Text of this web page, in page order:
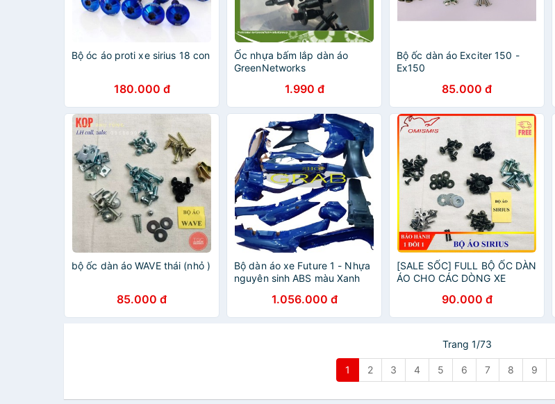
Bộ óc áo proti xe sirius 18 con
180.000 đ
Ốc nhựa bấm lắp dàn áo
GreenNetworks
1.990 đ
Bộ ốc dàn áo Exciter 150 -
Ex150
85.000 đ
bộ ốc dàn áo WAVE thái (nhỏ )
85.000 đ
Bộ dàn áo xe Future 1 - Nhựa
nguyên sinh ABS màu Xanh
1.056.000 đ
[SALE SỐC] FULL BỘ ỐC DÀN
ÁO CHO CÁC DÒNG XE
HÀNG CAO CẤP
90.000 đ
Trang 1/73
1 2 3 4 5 6 7 8 9